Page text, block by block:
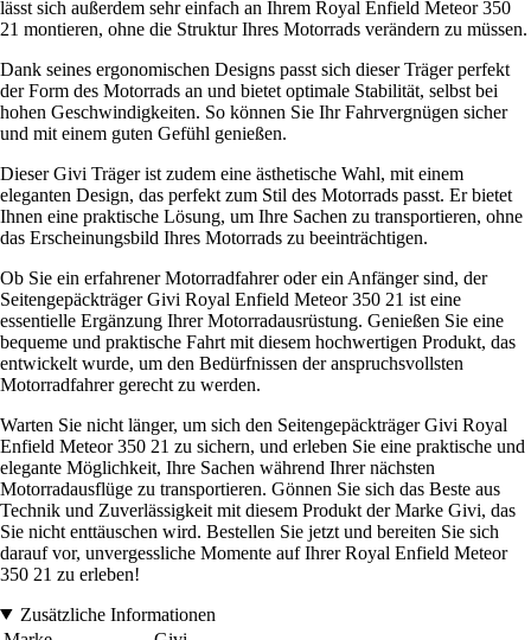
lässt sich außerdem sehr einfach an Ihrem Royal Enfield Meteor 350
21 montieren, ohne die Struktur Ihres Motorrads verändern zu müssen.
Dank seines ergonomischen Designs passt sich dieser Träger perfekt
der Form des Motorrads an und bietet optimale Stabilität, selbst bei
hohen Geschwindigkeiten. So können Sie Ihr Fahrvergnügen sicher
und mit einem guten Gefühl genießen.
Dieser Givi Träger ist zudem eine ästhetische Wahl, mit einem
eleganten Design, das perfekt zum Stil des Motorrads passt. Er bietet
Ihnen eine praktische Lösung, um Ihre Sachen zu transportieren, ohne
das Erscheinungsbild Ihres Motorrads zu beeinträchtigen.
Ob Sie ein erfahrener Motorradfahrer oder ein Anfänger sind, der
Seitengepäckträger Givi Royal Enfield Meteor 350 21 ist eine
essentielle Ergänzung Ihrer Motorradausrüstung. Genießen Sie eine
bequeme und praktische Fahrt mit diesem hochwertigen Produkt, das
entwickelt wurde, um den Bedürfnissen der anspruchsvollsten
Motorradfahrer gerecht zu werden.
Warten Sie nicht länger, um sich den Seitengepäckträger Givi Royal
Enfield Meteor 350 21 zu sichern, und erleben Sie eine praktische und
elegante Möglichkeit, Ihre Sachen während Ihrer nächsten
Motorradausflüge zu transportieren. Gönnen Sie sich das Beste aus
Technik und Zuverlässigkeit mit diesem Produkt der Marke Givi, das
Sie nicht enttäuschen wird. Bestellen Sie jetzt und bereiten Sie sich
darauf vor, unvergessliche Momente auf Ihrer Royal Enfield Meteor
350 21 zu erleben!
Zusätzliche Informationen